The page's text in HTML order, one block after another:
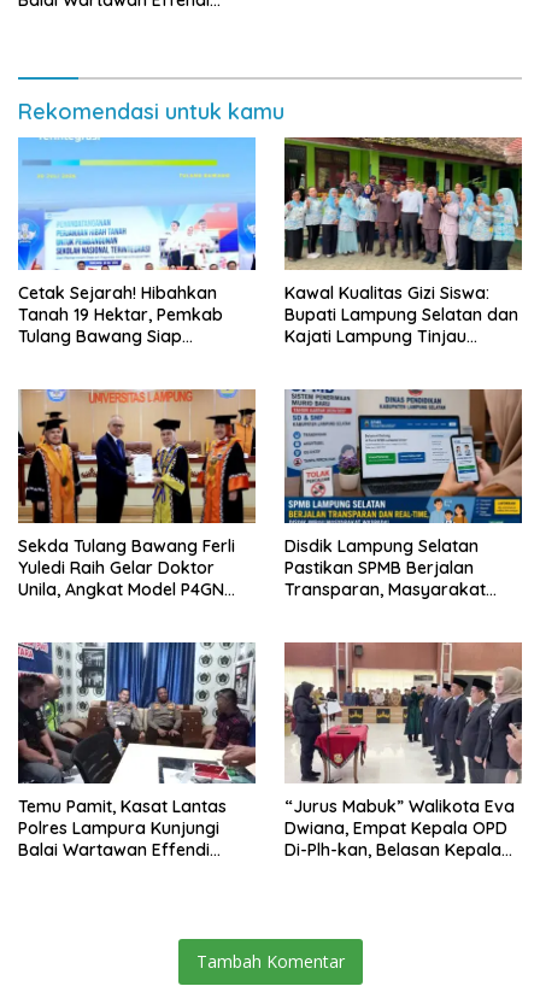
Rekomendasi untuk kamu
Cetak Sejarah! Hibahkan
Tanah 19 Hektar, Pemkab
Tulang Bawang Siap
Lampung
Kawal Kualitas Gizi Siswa:
Bupati Lampung Selatan dan
Kajati Lampung Tinjau
Sekda Tulang Bawang Ferli
Yuledi Raih Gelar Doktor
Unila, Angkat Model P4GN
Disdik Lampung Selatan
Pastikan SPMB Berjalan
Transparan, Masyarakat
Temu Pamit, Kasat Lantas
Polres Lampura Kunjungi
Balai Wartawan Effendi
“Jurus Mabuk” Walikota Eva
Dwiana, Empat Kepala OPD
Di-Plh-kan, Belasan Kepala
Tambah Komentar